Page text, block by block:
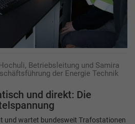
Betriebsleitung und Samira
der Energie Technik
und direkt: Die
und wartet bundesweit Trafostationen